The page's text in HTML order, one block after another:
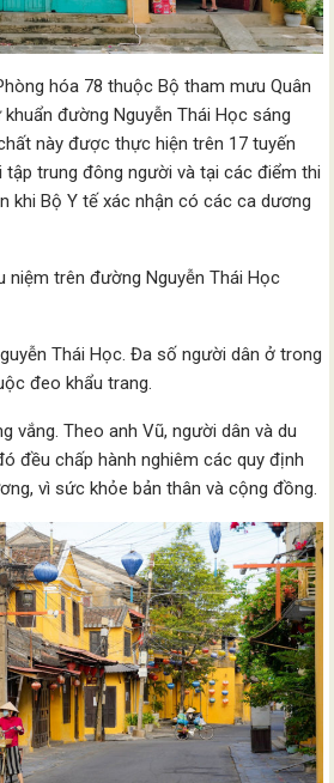
hóa 78 thuộc Bộ tham mưu Quân
đường Nguyễn Thái Học sáng
này được thực hiện trên 17 tuyến
tập trung đông người và tại các điểm thi
khi Bộ Y tế xác nhận có các ca dương
niệm trên đường Nguyễn Thái Học
Thái Học. Đa số người dân ở trong
đeo khẩu trang.
vắng. Theo anh Vũ, người dân và du
đều chấp hành nghiêm các quy định
vì sức khỏe bản thân và cộng đồng.